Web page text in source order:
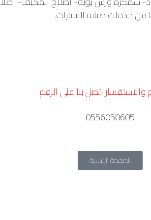
من خدمات صيانة السيارات.
والاستفسار اتصل بنا على الرقم
0556050605
الصفحة الرئيسية